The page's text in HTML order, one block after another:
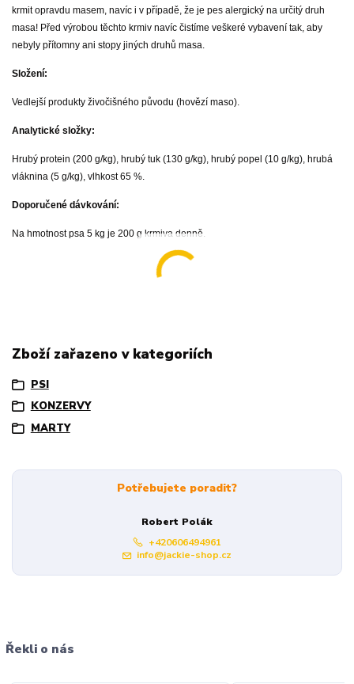
krmit opravdu masem, navíc i v případě, že je pes alergický na určitý druh
masa! Před výrobou těchto krmiv navíc čistíme veškeré vybavení tak, aby
nebyly přítomny ani stopy jiných druhů masa.
Složení:
Vedlejší produkty živočišného původu (hovězí maso).
Analytické složky:
Hrubý protein (200 g/kg), hrubý tuk (130 g/kg), hrubý popel (10 g/kg), hrubá
vláknina (5 g/kg), vlhkost 65 %.
Doporučené dávkování:
Na hmotnost psa 5 kg je 200 g krmiva denně.
Zboží zařazeno v kategoriích
PSI
KONZERVY
MARTY
Potřebujete poradit?
Robert Polák
+420606494961
info@jackie-shop.cz
Řekli o nás